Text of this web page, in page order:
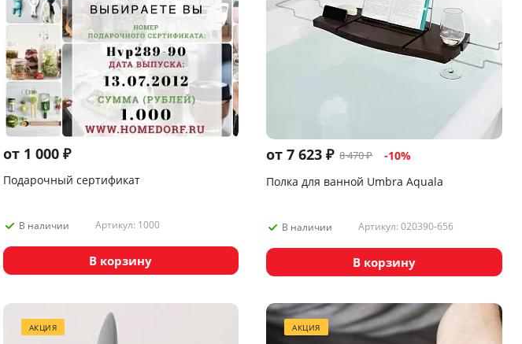
от 1 000 ₽
Подарочный сертификат
В наличии Артикул: 1000
В корзину
от7 623 ₽ 8 470 ₽
-10%
Полка для ванной Umbra Aquala
В наличии Артикул: 020390-656
В корзину
АКЦИЯ АКЦИЯ